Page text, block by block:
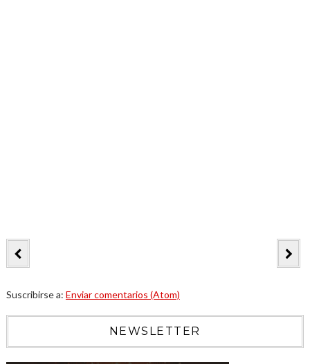
Suscribirse a: Enviar comentarios (Atom)
NEWSLETTER